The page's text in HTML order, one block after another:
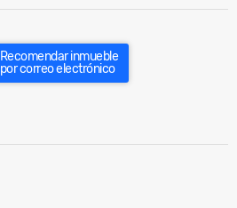
Recomendar inmueble
por correo electrónico